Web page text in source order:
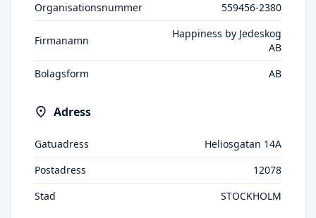
Organisationsnummer 559456-2380
Firmanamn
Happiness by Jedeskog
AB
Bolagsform
AB
Adress
Gatuadress
Heliosgatan 14A
Postadress
12078
Stad
STOCKHOLM